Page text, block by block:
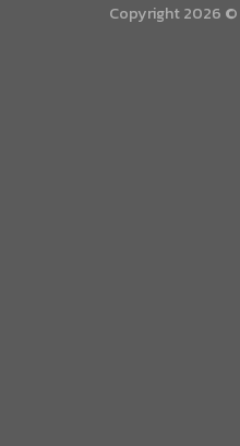
Copyright 2026 ©